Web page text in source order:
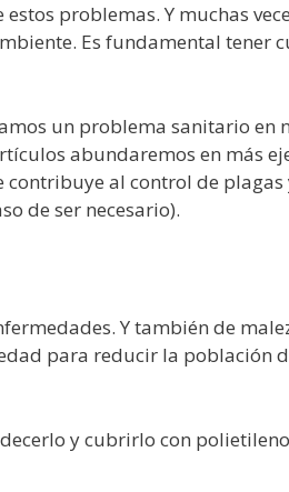
problemas. Y muchas
Es fundamental tener
un problema sanitario en
abundaremos en más
al control de
de ser necesario).
Y también de
para reducir la población
y cubrirlo con